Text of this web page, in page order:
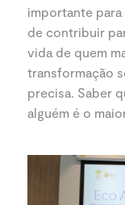
importante
de contribuir
vida de quem
transformação
precisa. Saber
alguém é o